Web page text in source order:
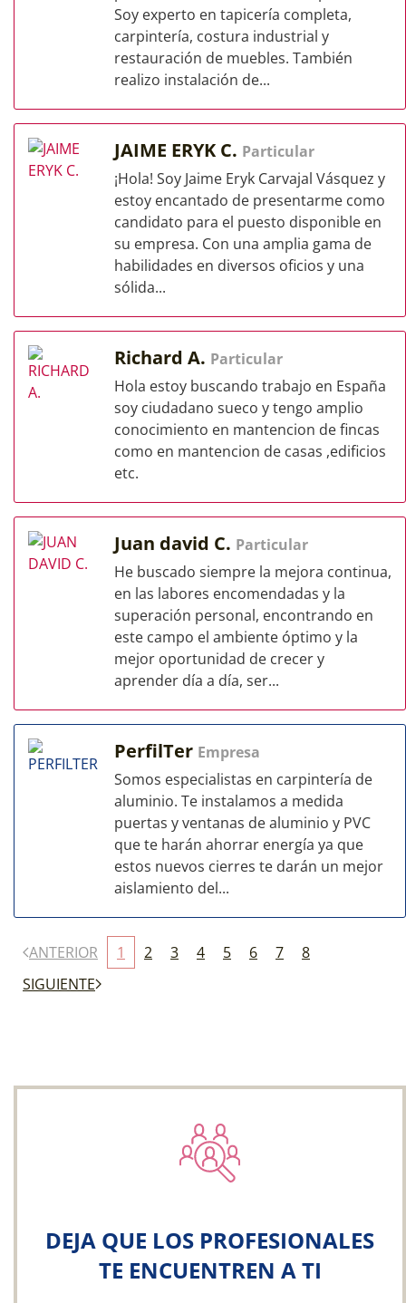
Soy experto en tapicería completa,
carpintería, costura industrial y
restauración de muebles. También
realizo instalación de...
JAIME ERYK C. Particular
¡Hola! Soy Jaime Eryk Carvajal Vásquez y
estoy encantado de presentarme como
candidato para el puesto disponible en
su empresa. Con una amplia gama de
habilidades en diversos oficios y una
sólida...
Richard A. Particular
Hola estoy buscando trabajo en España
soy ciudadano sueco y tengo amplio
conocimiento en mantencion de fincas
como en mantencion de casas ,edificios
etc.
Juan david C. Particular
He buscado siempre la mejora continua,
en las labores encomendadas y la
superación personal, encontrando en
este campo el ambiente óptimo y la
mejor oportunidad de crecer y
aprender día a día, ser...
PerfilTer Empresa
Somos especialistas en carpintería de
aluminio. Te instalamos a medida
puertas y ventanas de aluminio y PVC
que te harán ahorrar energía ya que
estos nuevos cierres te darán un mejor
aislamiento del...
ANTERIOR 1 2 3 4 5 6 7
8
SIGUIENTE
DEJA QUE LOS PROFESIONALES
TE ENCUENTREN A TI